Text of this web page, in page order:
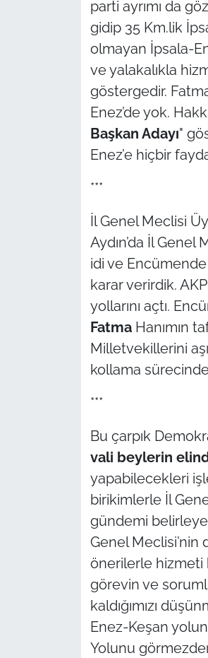
parti ayrımı da
gidip 35 Km.lik
olmayan İpsala-
ve yalakalıkla
göstergedir.
Enez’de yok.
Başkan Adayı"
Enez’e hiçbir
***
İl Genel Meclisi
Aydın’da İl
idi ve
karar verirdik.
yollarını açtı.
Fatma Hanımın
Milletvekillerini
kollama sürecinde
***
Bu çarpık
vali beylerin
yapabilecekleri
birikimlerle İl
gündemi
Genel Meclisi’nin
önerilerle hizmeti
görevin ve
kaldığımızı
Enez-Keşan
Yolunu
İş Dünyası
Bilim Teknoloji
English News
Gündem-Eğitim